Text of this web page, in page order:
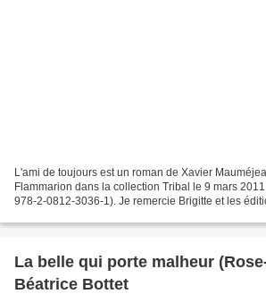
L'ami de toujours est un roman de Xavier
Flammarion dans la collection Tribal le 9 mars
978-2-0812-3036-1). Je remercie Brigitte et les
La belle qui porte malheur
Béatrice Bottet